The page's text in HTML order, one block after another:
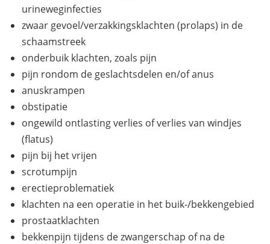
urineweginfecties
zwaar gevoel/verzakkingsklachten (prolaps) in de
schaamstreek
onderbuik klachten, zoals pijn
pijn rondom de geslachtsdelen en/of anus
anuskrampen
obstipatie
ongewild ontlasting verlies of verlies van windjes
(flatus)
pijn bij het vrijen
scrotumpijn
erectieproblematiek
klachten na een operatie in het buik-/bekkengebied
prostaatklachten
bekkenpijn tijdens de zwangerschap of na de